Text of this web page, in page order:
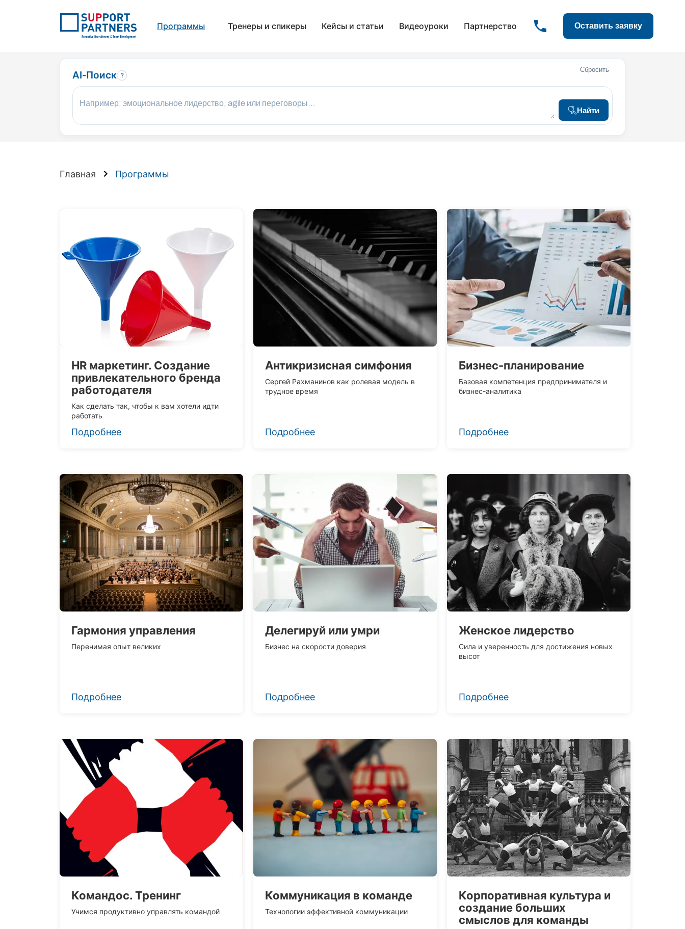
Программы Тренеры и спикеры Кейсы и статьи Видеоуроки Партнерство Оставить заявку
Сбросить
AI-Поиск ?
Найти
Главная Программы
HR маркетинг. Создание
привлекательного бренда
работодателя
Как сделать так, чтобы к вам хотели идти
работать
Подробнее
Антикризисная симфония
Сергей Рахманинов как ролевая модель в
трудное время
Подробнее
Бизнес-планирование
Базовая компетенция предпринимателя и
бизнес-аналитика
Подробнее
Гармония управления
Перенимая опыт великих
Подробнее
Делегируй или умри
Бизнес на скорости доверия
Подробнее
Женское лидерство
Сила и уверенность для достижения новых
высот
Подробнее
Командос. Тренинг
Учимся продуктивно управлять командой
Коммуникация в команде
Технологии эффективной коммуникации
Корпоративная культура и
создание больших
смыслов для команды